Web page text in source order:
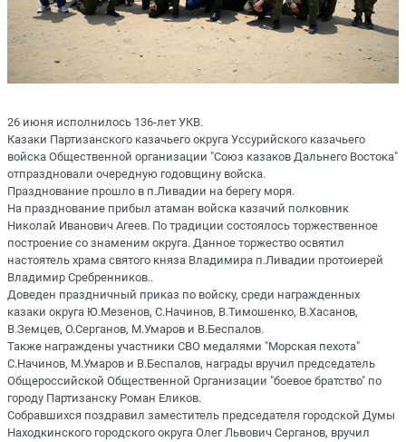
26 июня исполнилось 136-лет УКВ.
Казаки Партизанского казачьего округа Уссурийского казачьего
войска Общественной организации "Союз казаков Дальнего Востока"
отпраздновали очередную годовщину войска.
Празднование прошло в п.Ливадии на берегу моря.
На празднование прибыл атаман войска казачий полковник
Николай Иванович Агеев. По традиции состоялось торжественное
построение со знаменим округа. Данное торжество освятил
настоятель храма святого княза Владимира п.Ливадии протоиерей
Владимир Сребренников..
Доведен праздничный приказ по войску, среди награжденных
казаки округа Ю.Мезенов, С.Начинов, В.Тимошенко, В.Хасанов,
В.Земцев, О.Серганов, М.Умаров и В.Беспалов.
Также награждены участники СВО медалями "Морская пехота"
С.Начинов, М.Умаров и В.Беспалов, награды вручил председатель
Общероссийской Общественной Организации "боевое братство" по
городу Партизанску Роман Еликов.
Собравшихся поздравил заместитель председателя городской Думы
Находкинского городского округа Олег Львович Серганов, вручил